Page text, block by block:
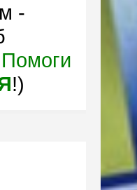
-
Помоги
!)